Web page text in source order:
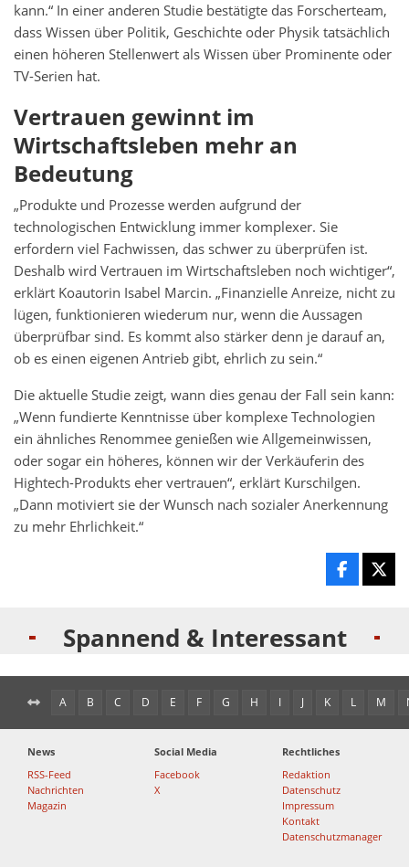
kann.“ In einer anderen Studie bestätigte das Forscherteam,
dass Wissen über Politik, Geschichte oder Physik tatsächlich
einen höheren Stellenwert als Wissen über Prominente oder
TV-Serien hat.
Vertrauen gewinnt im
Wirtschaftsleben mehr an
Bedeutung
„Produkte und Prozesse werden aufgrund der
technologischen Entwicklung immer komplexer. Sie
erfordern viel Fachwissen, das schwer zu überprüfen ist.
Deshalb wird Vertrauen im Wirtschaftsleben noch wichtiger“,
erklärt Koautorin Isabel Marcin. „Finanzielle Anreize, nicht zu
lügen, funktionieren wiederum nur, wenn die Aussagen
überprüfbar sind. Es kommt also stärker denn je darauf an,
ob es einen eigenen Antrieb gibt, ehrlich zu sein.“
Die aktuelle Studie zeigt, wann dies genau der Fall sein kann:
„Wenn fundierte Kenntnisse über komplexe Technologien
ein ähnliches Renommee genießen wie Allgemeinwissen,
oder sogar ein höheres, können wir der Verkäuferin des
Hightech-Produkts eher vertrauen“, erklärt Kurschilgen.
„Dann motiviert sie der Wunsch nach sozialer Anerkennung
zu mehr Ehrlichkeit.“
Spannend & Interessant
A B C D E F G H I J K L M
News
RSS-Feed
Nachrichten
Magazin
Social Media
Facebook
X
Rechtliches
Redaktion
Datenschutz
Impressum
Kontakt
Datenschutzmanager